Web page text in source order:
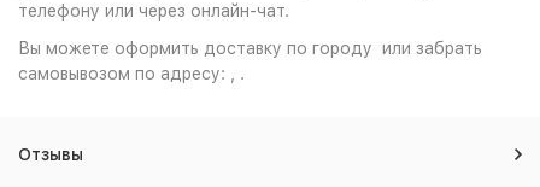
телефону или через онлайн-чат.
Вы можете оформить доставку по городу или забрать
самовывозом по адресу: , .
Отзывы